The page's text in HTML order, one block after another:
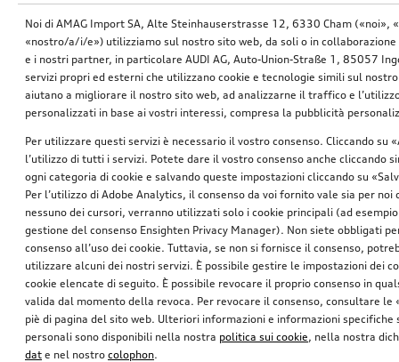
Noi di AMAG Import SA, Alte Steinhauserstrasse 12, 6330 Cham («noi»,
«nostro/a/i/e») utilizziamo sul nostro sito web, da soli o in
e i nostri partner, in particolare AUDI AG, Auto-Union-Straße 1, 85057
servizi propri ed esterni che utilizzano cookie e tecnologie simili sul
aiutano a migliorare il nostro sito web, ad analizzarne il traffico e
personalizzati in base ai vostri interessi, compresa la pubblicità
Per utilizzare questi servizi è necessario il vostro consenso. Cliccando
l’utilizzo di tutti i servizi. Potete dare il vostro consenso anche cliccando
ogni categoria di cookie e salvando queste impostazioni cliccando su
Per l’utilizzo di Adobe Analytics, il consenso da voi fornito vale sia per noi
nessuno dei cursori, verranno utilizzati solo i cookie principali (ad
gestione del consenso Ensighten Privacy Manager). Non siete obbligati
consenso all’uso dei cookie. Tuttavia, se non si fornisce il consenso,
utilizzare alcuni dei nostri servizi. È possibile gestire le impostazioni dei
cookie elencate di seguito. È possibile revocare il proprio consenso in
valida dal momento della revoca. Per revocare il consenso, consultare le
piè di pagina del sito web. Ulteriori informazioni e informazioni specifiche
personali sono disponibili nella nostra politica sui cookie, nella nostra
dat e nel nostro colophon.